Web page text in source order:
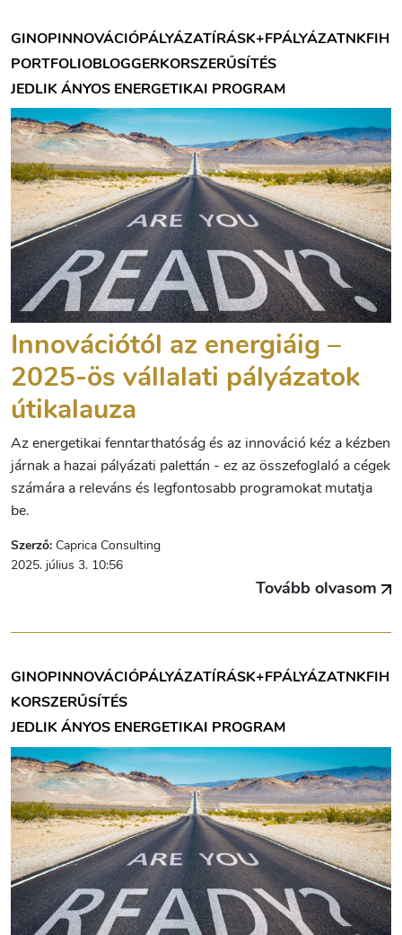
GINOPINNOVÁCIÓPÁLYÁZATÍRÁSK+FPÁLYÁZATNKFIH
PORTFOLIOBLOGGERKORSZERŰSÍTÉS
JEDLIK ÁNYOS ENERGETIKAI PROGRAM
Innovációtól az energiáig –
2025-ös vállalati pályázatok
útikalauza
Az energetikai fenntarthatóság és az innováció kéz a kézben
járnak a hazai pályázati palettán - ez az összefoglaló a cégek
számára a releváns és legfontosabb programokat mutatja
be.
Szerző: Caprica Consulting
2025. július 3. 10:56
Tovább olvasom
GINOPINNOVÁCIÓPÁLYÁZATÍRÁSK+FPÁLYÁZATNKFIH
KORSZERŰSÍTÉS
JEDLIK ÁNYOS ENERGETIKAI PROGRAM